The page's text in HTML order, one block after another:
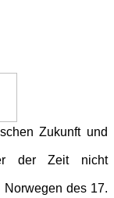
Zukunft und
der Zeit nicht
des 17.